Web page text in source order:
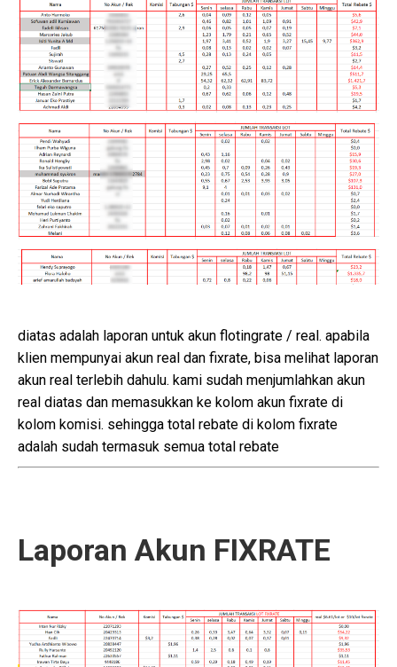
diatas adalah laporan untuk akun flotingrate / real. apabila
klien mempunyai akun real dan fixrate, bisa melihat laporan
akun real terlebih dahulu. kami sudah menjumlahkan akun
real diatas dan memasukkan ke kolom akun fixrate di
kolom komisi. sehingga total rebate di kolom fixrate
adalah sudah termasuk semua total rebate
Laporan Akun FIXRATE